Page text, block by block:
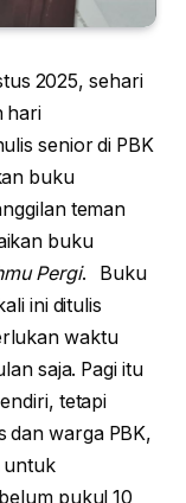
2025, sehari
hari
senior di PBK
buku
teman
buku
Pergi. Buku
ini ditulis
waktu
saja. Pagi itu
tetapi
dan warga PBK,
untuk
pukul 10